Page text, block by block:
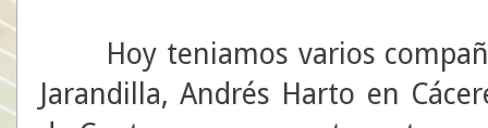
Hoy teniamos varios
Jarandilla, Andrés Harto en